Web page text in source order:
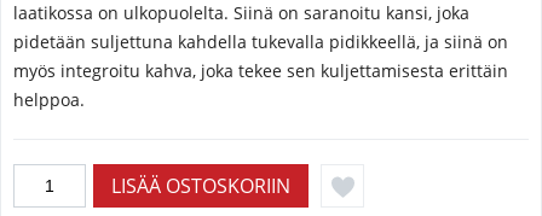
laatikossa on ulkopuolelta. Siinä on saranoitu kansi, joka
pidetään suljettuna kahdella tukevalla pidikkeellä, ja siinä on
myös integroitu kahva, joka tekee sen kuljettamisesta erittäin
helppoa.